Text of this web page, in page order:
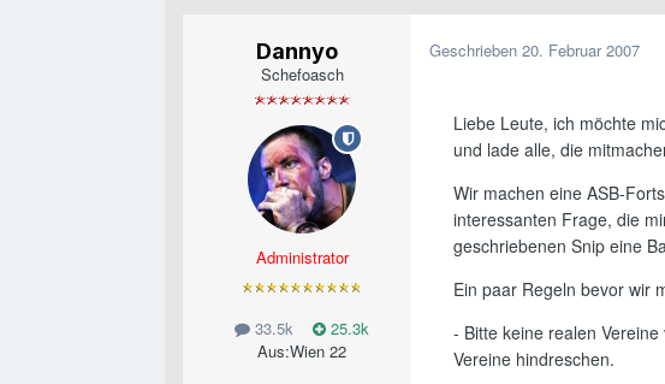
Dannyo
Schefoasch
Administrator
33.5k
25.3k
Aus:Wien 22
Geschrieben 20. Februar 2007
Liebe Leute, ich möchte
und lade alle, die
Wir machen eine ASB-
interessanten Frage, die
geschriebenen Snip eine
Ein paar Regeln bevor wir
- Bitte keine realen
Vereine hindreschen.